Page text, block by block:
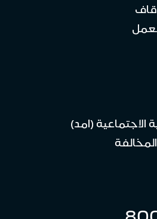
الاجتماعية (امد)